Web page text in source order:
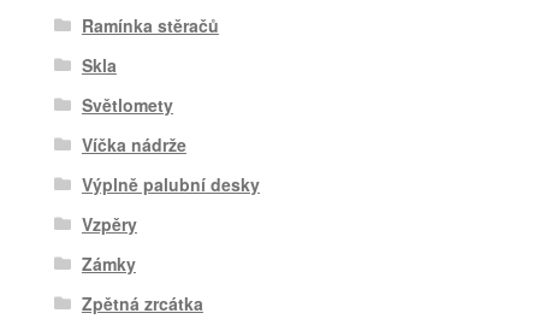
Ramínka stěračů
Skla
Světlomety
Víčka nádrže
Výplně palubní desky
Vzpěry
Zámky
Zpětná zrcátka